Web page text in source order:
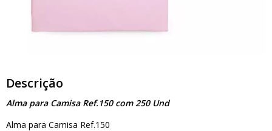
Descrição
Alma para Camisa Ref.150 com 250 Und
Alma para Camisa Ref.150